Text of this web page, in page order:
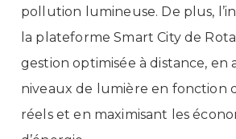
pollution lumineuse. De plus,
la plateforme Smart City de
gestion optimisée à distance, en
niveaux de lumière en fonction
réels et en maximisant les